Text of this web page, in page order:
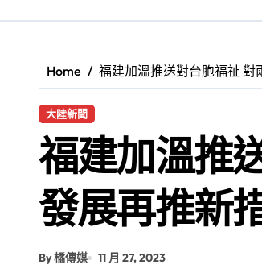
藍綠市長參選人對
雅安 天府之肺裡的
高科大機電系與日
《讀者》8月號新聞
【第十四屆海峽青
Home 福建加溫推送對台胞福祉
大陸新聞
福建加溫推
發展再推新
By 橘傳媒 11 月 27, 2023